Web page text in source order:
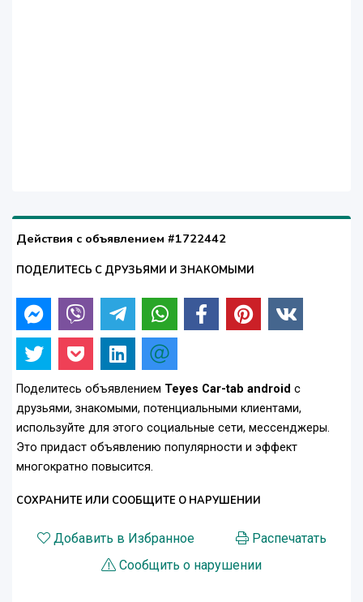
Действия с объявлением #1722442
ПОДЕЛИТЕСЬ С ДРУЗЬЯМИ И ЗНАКОМЫМИ
Поделитесь объявлением Teyes Car-tab android с
друзьями, знакомыми, потенциальными клиентами,
используйте для этого социальные сети, мессенджеры.
Это придаст объявлению популярности и эффект
многократно повысится.
СОХРАНИТЕ ИЛИ СООБЩИТЕ О НАРУШЕНИИ
Добавить в Избранное
Распечатать
Сообщить о нарушении